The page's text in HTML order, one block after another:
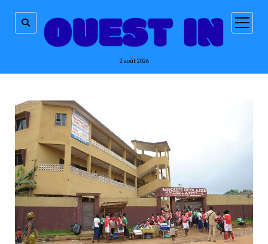
2 août 2026
ouvrir
menu